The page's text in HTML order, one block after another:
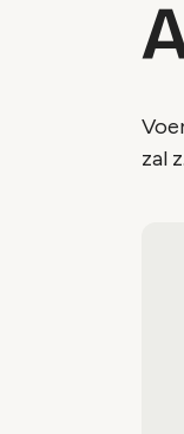
zal